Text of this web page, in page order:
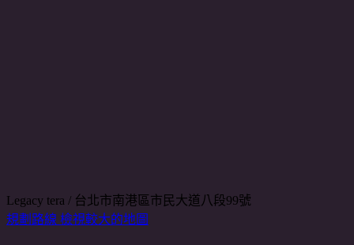
Legacy tera / 台北市南港區市民大道八段99號
規劃路線 檢視較大的地圖